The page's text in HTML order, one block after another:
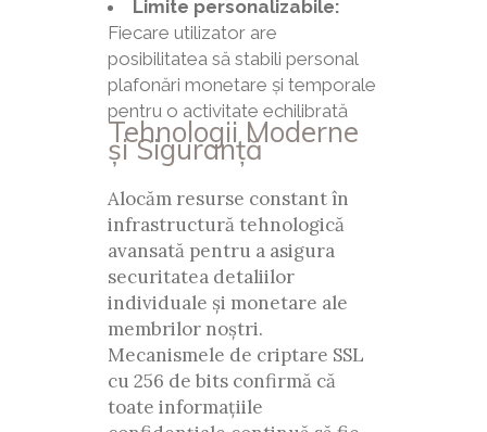
Limite personalizabile:
Fiecare utilizator are
posibilitatea să stabili personal
plafonări monetare și temporale
pentru o activitate echilibrată
Tehnologii Moderne
și Siguranță
Alocăm resurse constant în
infrastructură tehnologică
avansată pentru a asigura
securitatea detaliilor
individuale și monetare ale
membrilor noștri.
Mecanismele de criptare SSL
cu 256 de bits confirmă că
toate informațiile